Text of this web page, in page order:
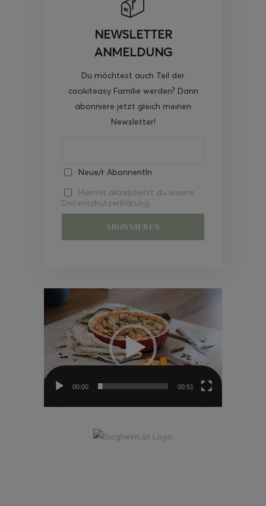
NEWSLETTER
ANMELDUNG
Du möchtest auch Teil der
cookiteasy Familie werden? Dann
abonniere jetzt gleich meinen
Newsletter!
Neue/r AbonnentIn
Hiermit akzeptierst du unsere
Datenschutzerklärung.
Video-
00:00 00:51